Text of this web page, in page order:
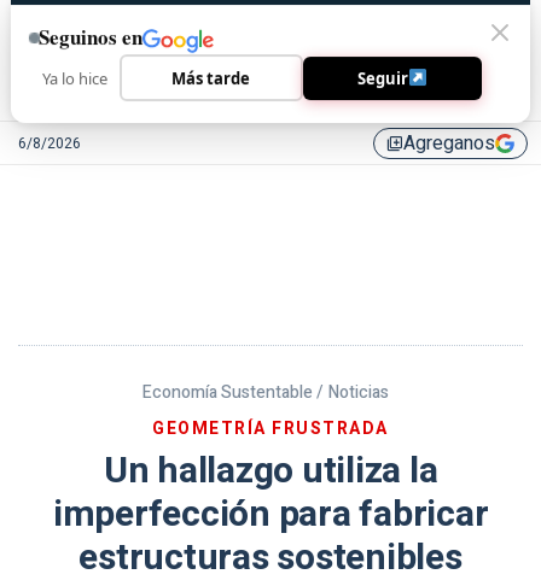
6/8/2026 library_addAgreganos
Economía Sustentable / Noticias
GEOMETRÍA FRUSTRADA
Un hallazgo utiliza la
imperfección para fabricar
estructuras sostenibles
Seguinos en
Ya lo hice Más tarde Seguir